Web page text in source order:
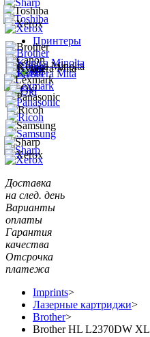
Принтеры
Доставка
на след. день
Варианты
оплаты
Гарантия
качества
Отсрочка
платежа
Imprints>
Лазерные картриджи>
Brother>
Brother HL L2370DW XL